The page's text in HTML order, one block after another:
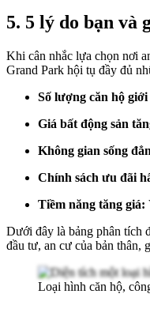
5. 5 lý do bạn và
Khi cân nhắc lựa chọn nơi
Grand Park hội tụ đầy đủ
Số lượng căn hộ
Giá bất động sản
Không gian sống
Chính sách ưu đãi
Tiềm năng tăng giá:
Dưới đây là bảng phân tích
đầu tư, an cư của bản thân,
Loại hình căn hộ,